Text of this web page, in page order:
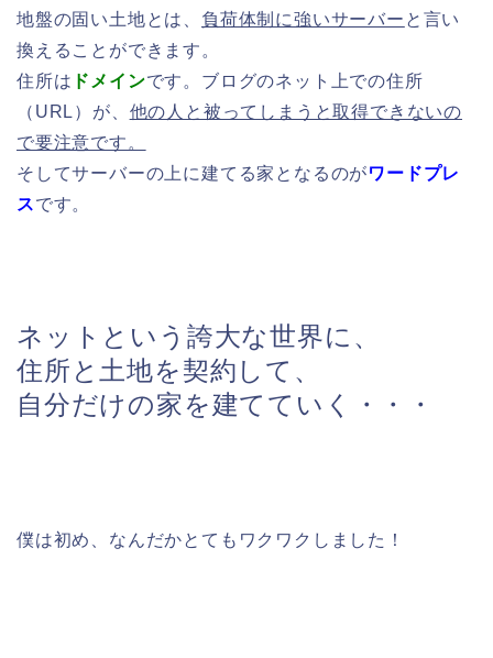
地盤の固い土地とは、 負荷体制に強いサーバー と言い
換えることができます。
住所は ドメインです。ブログのネット上での住所
（URL）が、 他の人と被ってしまうと取得できないの
で要注意です。
そしてサーバーの上に建てる家となるのがワードプレ
スです。
ネットという誇大な世界に、
住所と土地を契約して、
自分だけの家を建てていく・・・
僕は初め、なんだかとてもワクワクしました！